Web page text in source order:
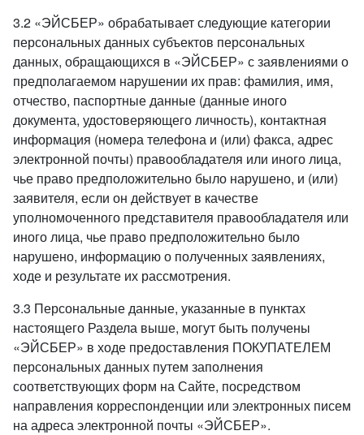
3.2 «ЭЙСБЕР» обрабатывает следующие категории
персональных данных субъектов персональных
данных, обращающихся в «ЭЙСБЕР» с заявлениями о
предполагаемом нарушении их прав: фамилия, имя,
отчество, паспортные данные (данные иного
документа, удостоверяющего личность), контактная
информация (номера телефона и (или) факса, адрес
электронной почты) правообладателя или иного лица,
чье право предположительно было нарушено, и (или)
заявителя, если он действует в качестве
уполномоченного представителя правообладателя или
иного лица, чье право предположительно было
нарушено, информацию о полученных заявлениях,
ходе и результате их рассмотрения.
3.3 Персональные данные, указанные в пунктах
настоящего Раздела выше, могут быть получены
«ЭЙСБЕР» в ходе предоставления ПОКУПАТЕЛЕМ
персональных данных путем заполнения
соответствующих форм на Сайте, посредством
направления корреспонденции или электронных писем
на адреса электронной почты «ЭЙСБЕР».